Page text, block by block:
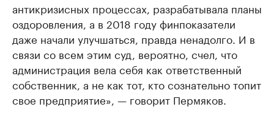
антикризисных процессах, разрабатывала планы
оздоровления, а в 2018 году финпоказатели
даже начали улучшаться, правда ненадолго. И в
связи со всем этим суд, вероятно, счел, что
администрация вела себя как ответственный
собственник, а не как тот, кто сознательно топит
свое предприятие», — говорит Пермяков.